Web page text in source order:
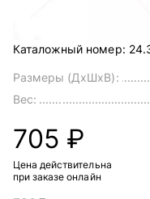
Каталожный номер:
Размеры (ДхШхВ):
Вес:
705 ₽
Цена действительна
при заказе онлайн